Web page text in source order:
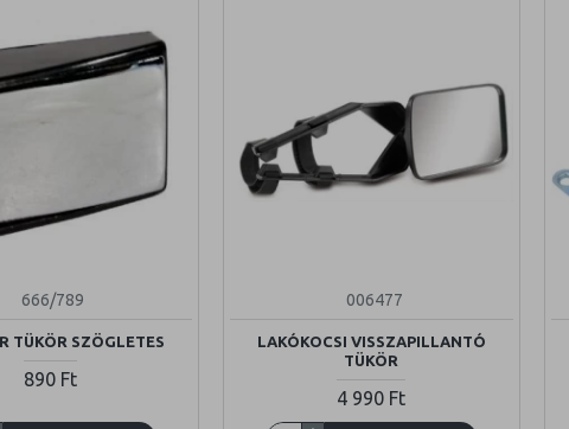
666/789
TÜKÖR SZÖGLETES
890 Ft
006477
LAKÓKOCSI VISSZAPILLANTÓ
TÜKÖR
4 990 Ft